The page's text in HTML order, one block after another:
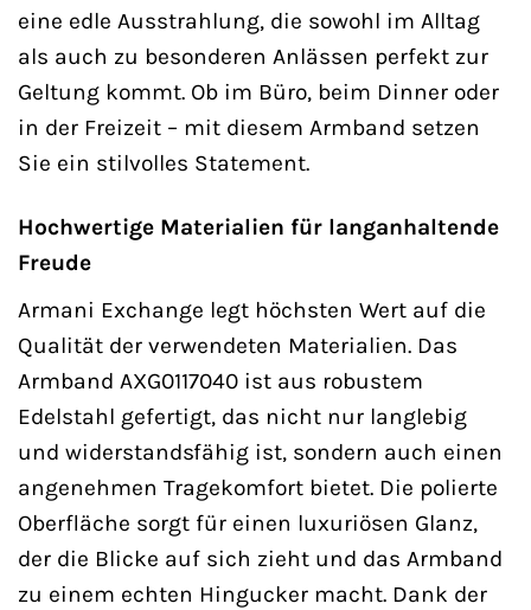
eine edle Ausstrahlung, die sowohl im Alltag
als auch zu besonderen Anlässen perfekt zur
Geltung kommt. Ob im Büro, beim Dinner oder
in der Freizeit – mit diesem Armband setzen
Sie ein stilvolles Statement.
Hochwertige Materialien für langanhaltende
Freude
Armani Exchange legt höchsten Wert auf die
Qualität der verwendeten Materialien. Das
Armband AXG0117040 ist aus robustem
Edelstahl gefertigt, das nicht nur langlebig
und widerstandsfähig ist, sondern auch einen
angenehmen Tragekomfort bietet. Die polierte
Oberfläche sorgt für einen luxuriösen Glanz,
der die Blicke auf sich zieht und das Armband
zu einem echten Hingucker macht. Dank der